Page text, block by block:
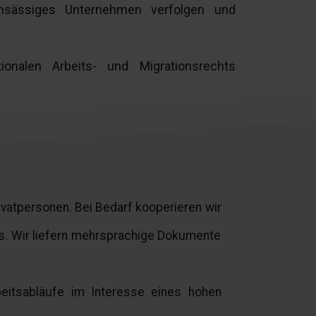
Unternehmen verfolgen und
Arbeits- und Migrationsrechts
Bei Bedarf kooperieren wir
Wir liefern mehrsprachige Dokumente
im Interesse eines hohen